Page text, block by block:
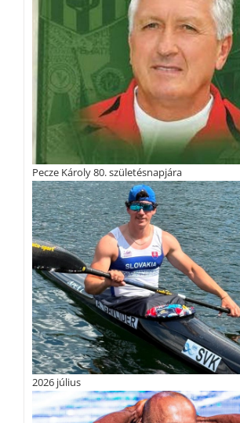
Pecze Károly 80. születésnapjára
2026 július